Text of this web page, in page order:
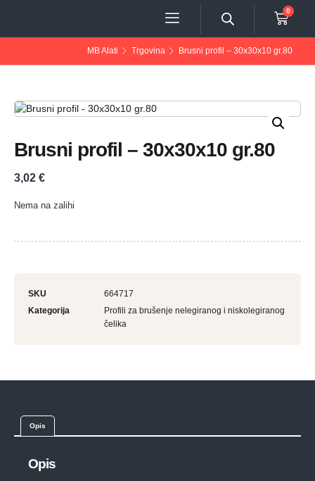
0
MB Alati Trgovina Brusni profil – 30x30x10 gr.80
Brusni profil – 30x30x10 gr.80
3,02 €
Nema na zalihi
SKU
664717
Kategorija
Profili za brušenje nelegiranog i niskolegiranog
čelika
Opis
Opis